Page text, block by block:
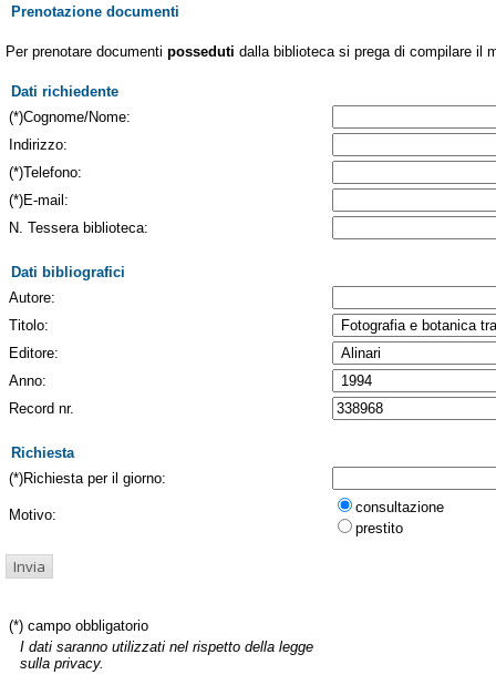
Prenotazione documenti
Per prenotare documenti posseduti dalla biblioteca si prega di compilare il
Dati richiedente
(*)Cognome/Nome:
Indirizzo:
(*)Telefono:
(*)E-mail:
N. Tessera biblioteca:
Dati bibliografici
Autore:
Titolo:
Editore:
Anno:
Record nr.
Richiesta
(*)Richiesta per il giorno:
Motivo:
consultazione
prestito
(*) campo obbligatorio
I dati saranno utilizzati nel rispetto della legge
sulla privacy.